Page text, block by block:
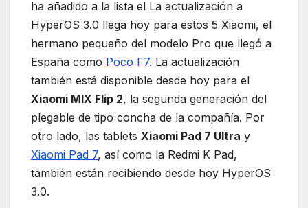
ha añadido a la lista el La actualización a
HyperOS 3.0 llega hoy para estos 5 Xiaomi, el
hermano pequeño del modelo Pro que llegó a
España como Poco F7. La actualización
también está disponible desde hoy para el
Xiaomi MIX Flip 2, la segunda generación del
plegable de tipo concha de la compañía. Por
otro lado, las tablets Xiaomi Pad 7 Ultra y
Xiaomi Pad 7, así como la Redmi K Pad,
también están recibiendo desde hoy HyperOS
3.0.